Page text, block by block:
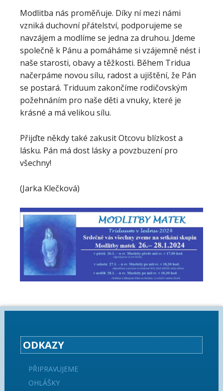
Modlitba nás proměňuje. Díky ní mezi námi
vzniká duchovní přátelství, podporujeme se
navzájem a modlíme se jedna za druhou. Jdeme
společně k Pánu a pomáháme si vzájemně nést i
naše starosti, obavy a těžkosti. Během Tridua
načerpáme novou sílu, radost a ujištění, že Pán
se postará. Triduum zakončíme rodičovským
požehnáním pro naše děti a vnuky, které je
krásné a má velikou sílu.
Přijďte někdy také zakusit Otcovu blízkost a
lásku. Pán má dost lásky a povzbuzení pro
všechny!
(Jarka Klečková)
ODKAZY
PŘIPRAVUJEME
OHLÁŠKY